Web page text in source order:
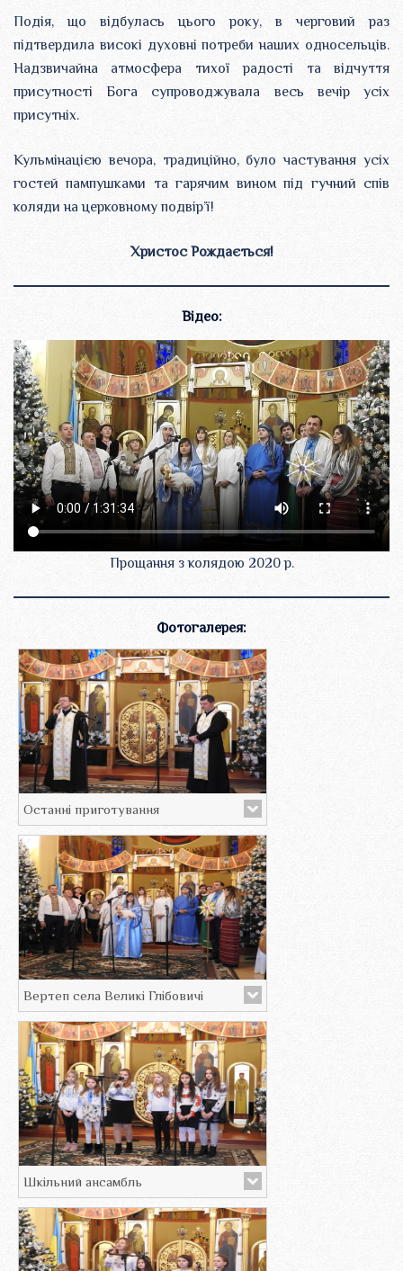
Подія, що відбулась цього року, в черговий раз
підтвердила високі духовні потреби наших односельців.
Надзвичайна атмосфера тихої радості та відчуття
присутності Бога супроводжувала весь вечір усіх
присутніх.
Кульмінацією вечора, традиційно, було частування усіх
гостей пампушками та гарячим вином під гучний спів
коляди на церковному подвір’ї!
Христос Рождається!
Відео:
Прощання з колядою 2020 р.
Фотогалерея:
Останні приготування
Вертеп села Великі Глібовичі
Шкільний ансамбль